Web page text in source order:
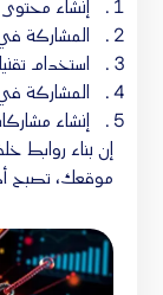
إنشاء
المشاركة
استخدام
المشاركة
إنشاء
موقعك، تصبح